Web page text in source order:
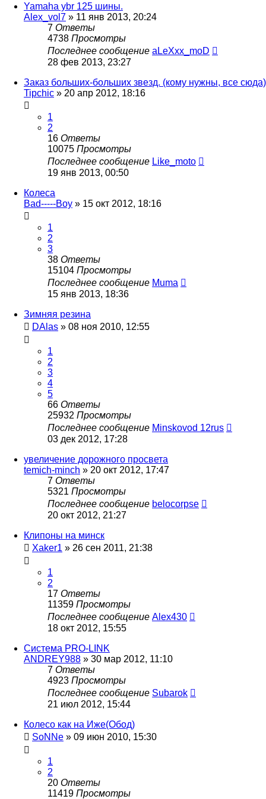
Yamaha ybr 125 шины.
Alex_vol7 » 11 янв 2013, 20:24
7 Ответы
4738 Просмотры
Последнее сообщение aLeXxx_moD
28 фев 2013, 23:27
Заказ больших-больших звезд. (кому нужны, все сюда)
Tipchic » 20 апр 2012, 18:16
1
2
16 Ответы
10075 Просмотры
Последнее сообщение Like_moto
19 янв 2013, 00:50
Колеса
Bad-----Boy » 15 окт 2012, 18:16
1
2
3
38 Ответы
15104 Просмотры
Последнее сообщение Muma
15 янв 2013, 18:36
Зимняя резина
DAlas » 08 ноя 2010, 12:55
1
2
3
4
5
66 Ответы
25932 Просмотры
Последнее сообщение Minskovod 12rus
03 дек 2012, 17:28
увеличение дорожного просвета
temich-minch » 20 окт 2012, 17:47
7 Ответы
5321 Просмотры
Последнее сообщение belocorpse
20 окт 2012, 21:27
Клипоны на минск
Xaker1 » 26 сен 2011, 21:38
1
2
17 Ответы
11359 Просмотры
Последнее сообщение Alex430
18 окт 2012, 15:55
Система PRO-LINK
ANDREY988 » 30 мар 2012, 11:10
7 Ответы
4923 Просмотры
Последнее сообщение Subarok
21 июл 2012, 15:44
Колесо как на Иже(Обод)
SoNNe » 09 июн 2010, 15:30
1
2
20 Ответы
11419 Просмотры